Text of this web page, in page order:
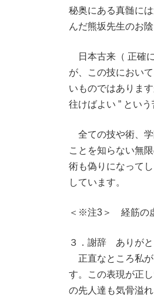
秘奥にある真髄に
んだ熊坂先生のお
日本古来（ 正確
が、この技におい
いものではありま
往けばよい ” とい
全ての技や術、学
ことを知らない無
術も偽りになって
しています。
＜※注3＞ 経筋の
３．謝辞 ありが
正直なところ私が
す。この表現が正
の先人達も気骨溢